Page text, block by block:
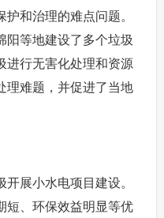
和治理的难点问题。
阳等地建设了多个垃圾
进行无害化处理和资源
理难题，并促进了当地
展小水电项目建设。
短、环保效益明显等优